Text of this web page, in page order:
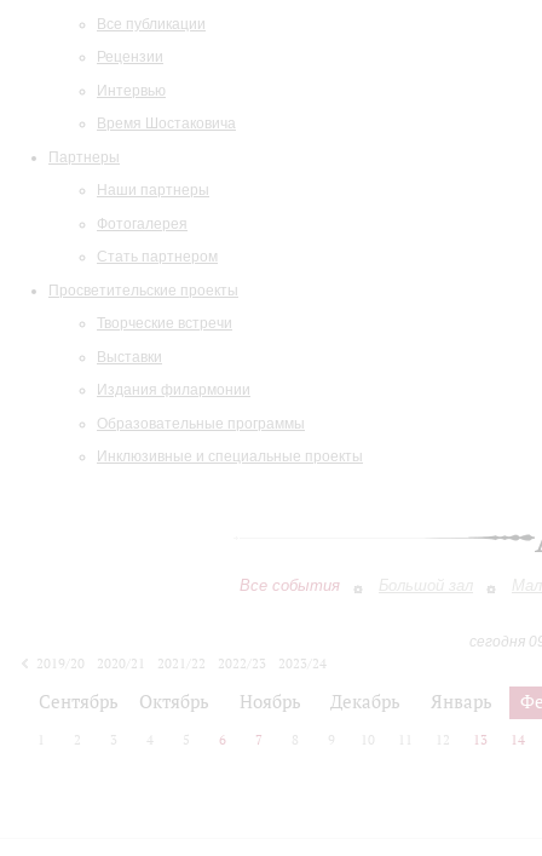
Все публикации
Рецензии
Интервью
Время Шостаковича
Партнеры
Наши партнеры
Фотогалерея
Стать партнером
Просветительские проекты
Творческие встречи
Выставки
Издания филармонии
Образовательные программы
Инклюзивные и специальные проекты
Все события Большой зал
сегодня
2019/20
2020/21 2021/22 2022/23
2023/24
Сентябрь Октябрь Ноябрь Декабрь Январь
2 3 4 5 6 7 8 9 10 12 13 14